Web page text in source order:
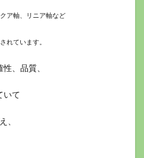
ア軸、 リニア軸など
れています。
、品質、
いて
、